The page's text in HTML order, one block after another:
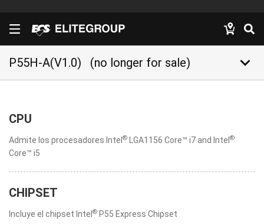
P55H-A(V1.0) (no longer for sale) keyboard_arrow_down
CPU
Admite los procesadores Intel ® LGA1156 Core™ i7 and Intel ®
Core™ i5
CHIPSET
Incluye el chipset Intel ® P55 Express Chipset